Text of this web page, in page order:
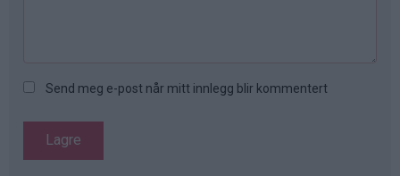
Send meg e-post når mitt innlegg blir kommentert